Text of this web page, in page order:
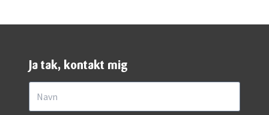
Ja tak, kontakt mig